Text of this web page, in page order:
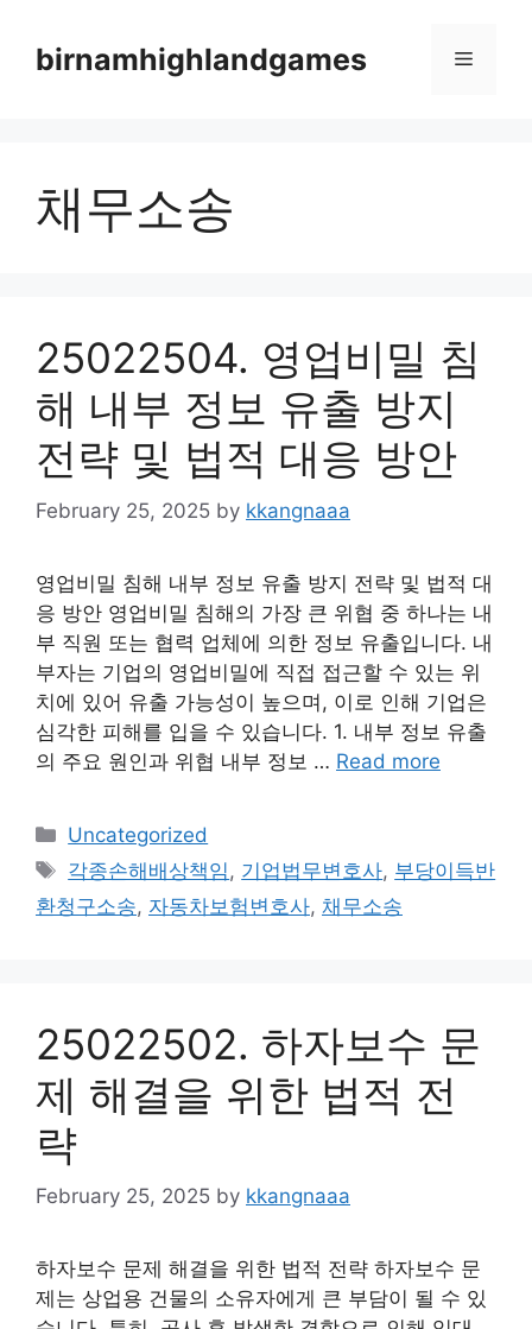
contentbirnamhighlandgames Menu
채무소송
25022504. 영업비밀 침
해 내부 정보 유출 방지
전략 및 법적 대응 방안
February 25, 2025 by kkangnaaa
영업비밀 침해 내부 정보 유출 방지 전략 및 법적 대
응 방안 영업비밀 침해의 가장 큰 위협 중 하나는 내
부 직원 또는 협력 업체에 의한 정보 유출입니다. 내
부자는 기업의 영업비밀에 직접 접근할 수 있는 위
치에 있어 유출 가능성이 높으며, 이로 인해 기업은
심각한 피해를 입을 수 있습니다. 1. 내부 정보 유출
의 주요 원인과 위협 내부 정보 … Read more
Categories
Uncategorized
Tags
각종손해배상책임 , 기업법무변호사, 부당이득반
환청구소송, 자동차보험변호사, 채무소송
25022502. 하자보수 문
제 해결을 위한 법적 전
략
February 25, 2025 by kkangnaaa
하자보수 문제 해결을 위한 법적 전략 하자보수 문
제는 상업용 건물의 소유자에게 큰 부담이 될 수 있